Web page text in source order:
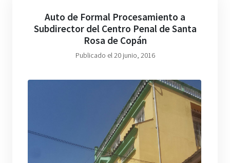
Auto de Formal Procesamiento a
Subdirector del Centro Penal de Santa
Rosa de Copán
Publicado el 20 junio, 2016